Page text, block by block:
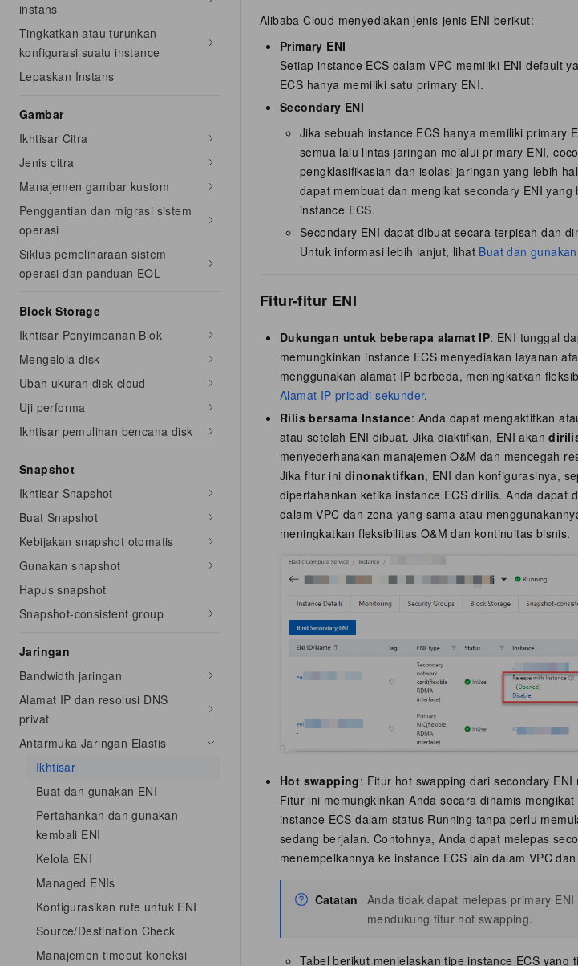
instans
Tingkatkan atau turunkan
konfigurasi suatu instance
Lepaskan Instans
Gambar
Ikhtisar Citra
Jenis citra
Manajemen gambar kustom
Penggantian dan migrasi sistem
operasi
Siklus pemeliharaan sistem
operasi dan panduan EOL
Block Storage
Ikhtisar Penyimpanan Blok
Mengelola disk
Ubah ukuran disk cloud
Uji performa
Ikhtisar pemulihan bencana disk
Snapshot
Ikhtisar Snapshot
Buat Snapshot
Kebijakan snapshot otomatis
Gunakan snapshot
Hapus snapshot
Snapshot-consistent group
Jaringan
Bandwidth jaringan
Alamat IP dan resolusi DNS
privat
Antarmuka Jaringan Elastis
Ikhtisar
Buat dan gunakan ENI
Pertahankan dan gunakan
kembali ENI
Kelola ENI
Managed ENIs
Konfigurasikan rute untuk ENI
Source/Destination Check
Manajemen timeout koneksi
Alibaba Cloud menyediakan jenis-jenis ENI berikut:
Primary ENI
Setiap instance ECS dalam VPC memiliki ENI default
ECS hanya memiliki satu primary ENI.
Secondary ENI
Jika sebuah instance ECS hanya memiliki primary
semua lalu lintas jaringan melalui primary ENI,
pengklasifikasian dan isolasi jaringan yang lebih
dapat membuat dan mengikat secondary ENI
instance ECS.
Secondary ENI dapat dibuat secara terpisah dan
Untuk informasi lebih lanjut, lihat Buat dan
Fitur-fitur ENI
Dukungan untuk beberapa alamat IP: ENI tunggal
memungkinkan instance ECS menyediakan layanan
menggunakan alamat IP berbeda, meningkatkan
Alamat IP pribadi sekunder.
Rilis bersama Instance: Anda dapat mengaktifkan
atau setelah ENI dibuat. Jika diaktifkan, ENI akan
menyederhanakan manajemen O&M dan mencegah
Jika fitur ini dinonaktifkan, ENI dan konfigurasinya,
dipertahankan ketika instance ECS dirilis. Anda dapat
dalam VPC dan zona yang sama atau
meningkatkan fleksibilitas O&M dan kontinuitas bisnis.
Hot swapping: Fitur hot swapping dari secondary
Fitur ini memungkinkan Anda secara dinamis
instance ECS dalam status Running tanpa perlu
sedang berjalan. Contohnya, Anda dapat melepas
menempelkannya ke instance ECS lain dalam VPC
Catatan
Anda tidak dapat melepas primary
mendukung fitur hot swapping.
Tabel berikut menjelaskan tipe instance ECS